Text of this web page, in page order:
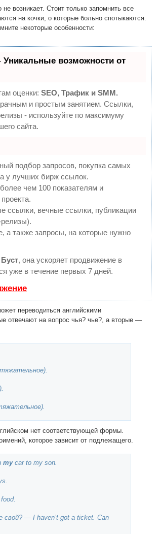
возникает. Стоит только запомнить все
на кочки, о которые больно спотыкаются.
некоторые особенности:
возможности от
оценки: SEO, Трафик и SMM.
и простым занятием. Ссылки,
- используйте по максимуму
сайта.
подбор запросов, покупка самых
у лучших бирж ссылок.
чем 100 показателям и
ссылки, вечные ссылки, публикации
а также запросы, на которые нужно
Буст, она ускоряет продвижение в
уже в течение первых 7 дней.
переводиться английскими
отвечают на вопрос чья? чье?, а вторые —
нет соответствующей формы.
которое зависит от подлежащего.
mycar to my son.
— I haven’t got a ticket. Can